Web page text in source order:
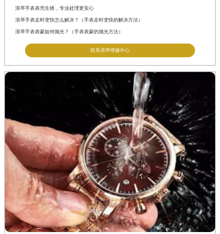
浪琴手表表壳生锈，专业处理更安心
浪琴手表走时变快怎么解决？（手表走时变快的解决方法）
浪琴手表表蒙如何抛光？（手表表蒙的抛光方法）
联系浪琴维修中心